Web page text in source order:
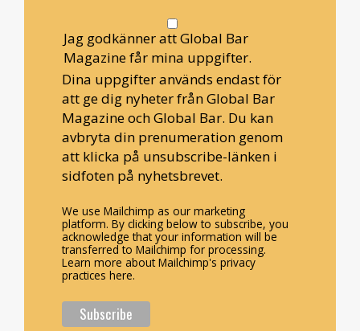
Jag godkänner att Global Bar
Magazine får mina uppgifter.
Dina uppgifter används endast för
att ge dig nyheter från Global Bar
Magazine och Global Bar. Du kan
avbryta din prenumeration genom
att klicka på unsubscribe-länken i
sidfoten på nyhetsbrevet.
We use Mailchimp as our marketing
platform. By clicking below to subscribe, you
acknowledge that your information will be
transferred to Mailchimp for processing.
Learn more about Mailchimp's privacy
practices here.